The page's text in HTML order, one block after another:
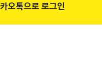
오톡으로 로그인